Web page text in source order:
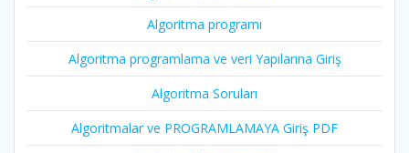
Algoritma programı
Algoritma programlama ve veri Yapılarına Giriş
Algoritma Soruları
Algoritmalar ve PROGRAMLAMAYA Giriş PDF